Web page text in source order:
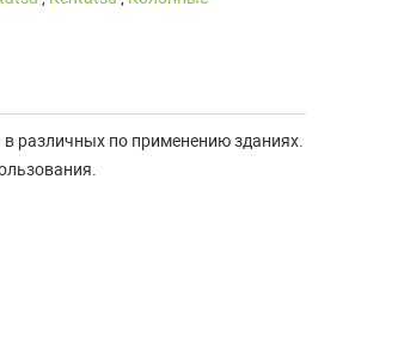
в различных по применению зданиях.